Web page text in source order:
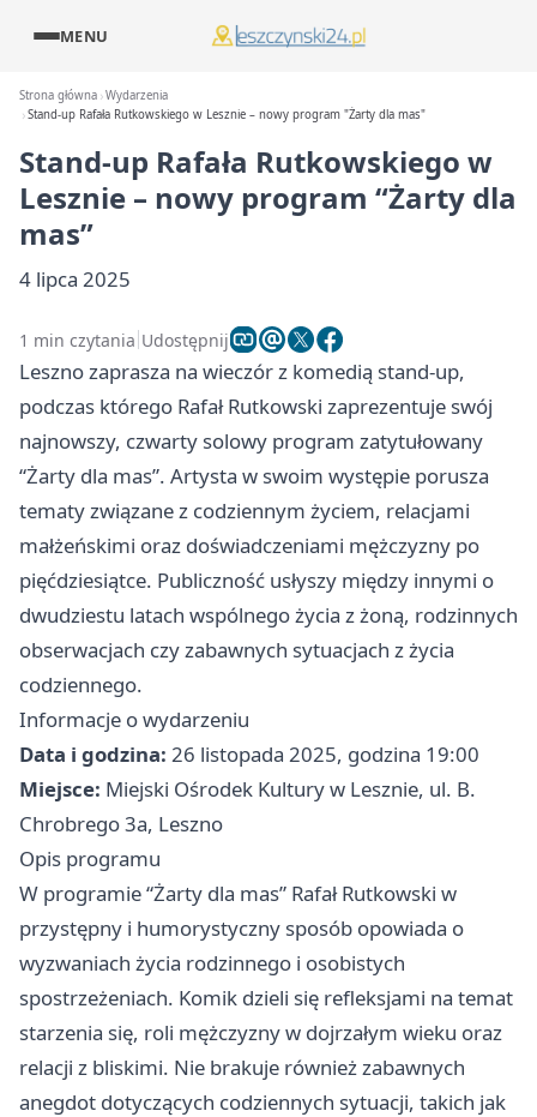
MENU
Strona główna Wydarzenia
Stand-up Rafała Rutkowskiego w Lesznie – nowy program "Żarty dla mas"
Stand-up Rafała Rutkowskiego w
Lesznie – nowy program “Żarty dla
mas”
4 lipca 2025
1 min czytania Udostępnij
Leszno zaprasza na wieczór z komedią stand-up,
podczas którego Rafał Rutkowski zaprezentuje swój
najnowszy, czwarty solowy program zatytułowany
“Żarty dla mas”. Artysta w swoim występie porusza
tematy związane z codziennym życiem, relacjami
małżeńskimi oraz doświadczeniami mężczyzny po
pięćdziesiątce. Publiczność usłyszy między innymi o
dwudziestu latach wspólnego życia z żoną, rodzinnych
obserwacjach czy zabawnych sytuacjach z życia
codziennego.
Informacje o wydarzeniu
Data i godzina: 26 listopada 2025, godzina 19:00
Miejsce: Miejski Ośrodek Kultury w Lesznie, ul. B.
Chrobrego 3a, Leszno
Opis programu
W programie “Żarty dla mas” Rafał Rutkowski w
przystępny i humorystyczny sposób opowiada o
wyzwaniach życia rodzinnego i osobistych
spostrzeżeniach. Komik dzieli się refleksjami na temat
starzenia się, roli mężczyzny w dojrzałym wieku oraz
relacji z bliskimi. Nie brakuje również zabawnych
anegdot dotyczących codziennych sytuacji, takich jak